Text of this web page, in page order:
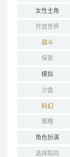
女性主角
开放世界
战斗
探索
模拟
沙盒
科幻
策略
角色扮演
选择取向